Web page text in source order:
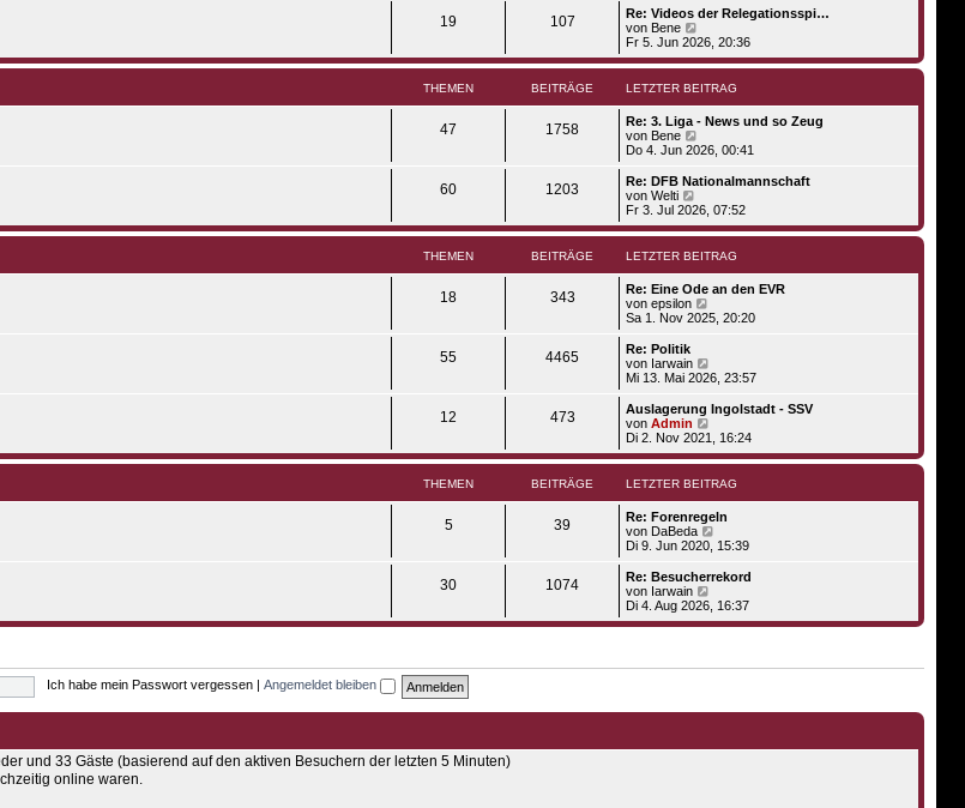
B
e
i
t
a
g
e
r
B
e
i
t
a
19 107
Re: Videos der Relegationsspi…
von Bene
e
u
e
s
r
e
t
a
g
Fr 5. Jun 2026, 20:36
THEMEN BEITRÄGE LETZTER BEITRAG
47 1758
Re: 3. Liga - News und so Zeug
von Bene
e
e
t
r
B
e
i
t
r
a
Do 4. Jun 2026, 00:41
60 1203
Re: DFB Nationalmannschaft
vonWelti
e
u
e
s
r
B
e
r
a
Fr 3. Jul 2026, 07:52
THEMEN BEITRÄGE LETZTER BEITRAG
18 343
Re: Eine Ode an den EVR
vonepsilon
e
t
r
B
i
t
a
g
Sa 1. Nov 2025, 20:20
55 4465
Re: Politik
von Iarwain
e
e
e
r
B
e
i
t
r
a
Mi 13. Mai 2026, 23:57
12 473
Auslagerung Ingolstadt - SSV
vonAdmin
u
e
s
r
B
e
t
a
g
Di 2. Nov 2021, 16:24
THEMEN BEITRÄGE LETZTER BEITRAG
5 39
Re: Forenregeln
von DaBeda
e
e
t
r
i
a
Di 9. Jun 2020, 15:39
30 1074
Re: Besucherrekord
von Iarwain
e
u
t
Di 4. Aug 2026, 16:37
Ich habe mein Passwort vergessen Angemeldet bleiben
und 33 Gäste (basierend auf den aktiven Besuchern der letzten 5 Minuten)
online waren.